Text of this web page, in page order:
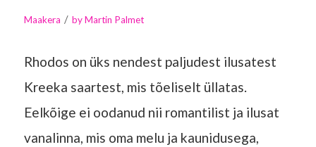
Maakera / byMartin Palmet
Rhodos on üks nendest paljudest ilusatest
Kreeka saartest, mis tõeliselt üllatas.
Eelkõige ei oodanud nii romantilist ja ilusat
vanalinna, mis oma melu ja kaunidusega,